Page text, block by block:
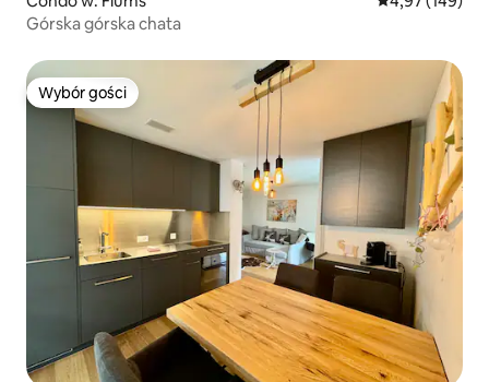
Górska górska chata
Wybór gości
Wybór gości